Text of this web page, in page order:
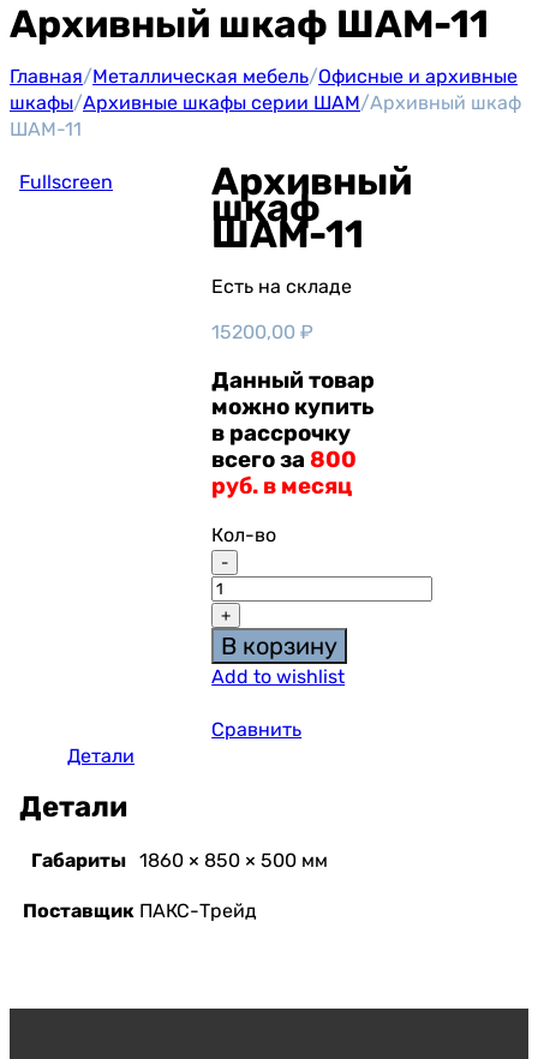
Архивный шкаф ШАМ-11
Главная/Металлическая мебель/Офисные и архивные
шкафы/Архивные шкафы серии ШАМ/Архивный шкаф
ШАМ-11
Fullscreen Архивный
шкаф
ШАМ-11
Есть на складе
15200,00₽
Данный товар
можно купить
в рассрочку
всего за800
руб. в месяц
Кол-во
В корзину
Add to wishlist
Сравнить
Детали
Детали
Габариты 1860 × 850 × 500 мм
Поставщик ПАКС-Трейд